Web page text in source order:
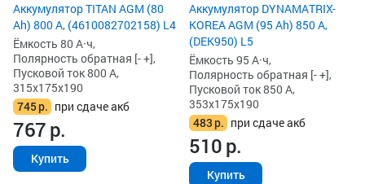
Аккумулятор TITAN AGM (80
Ah) 800 А, (4610082702158) L4
Ёмкость 80 А·ч,
Полярность обратная [- +],
Пусковой ток 800 А,
315x175x190
745р. при сдаче акб
767р.
Купить
Аккумулятор DYNAMATRIX-
KOREA AGM (95 Ah) 850 А,
(DEK950) L5
Ёмкость 95 А·ч,
Полярность обратная [- +],
Пусковой ток 850 А,
353x175x190
483р. при сдаче акб
510р.
Купить